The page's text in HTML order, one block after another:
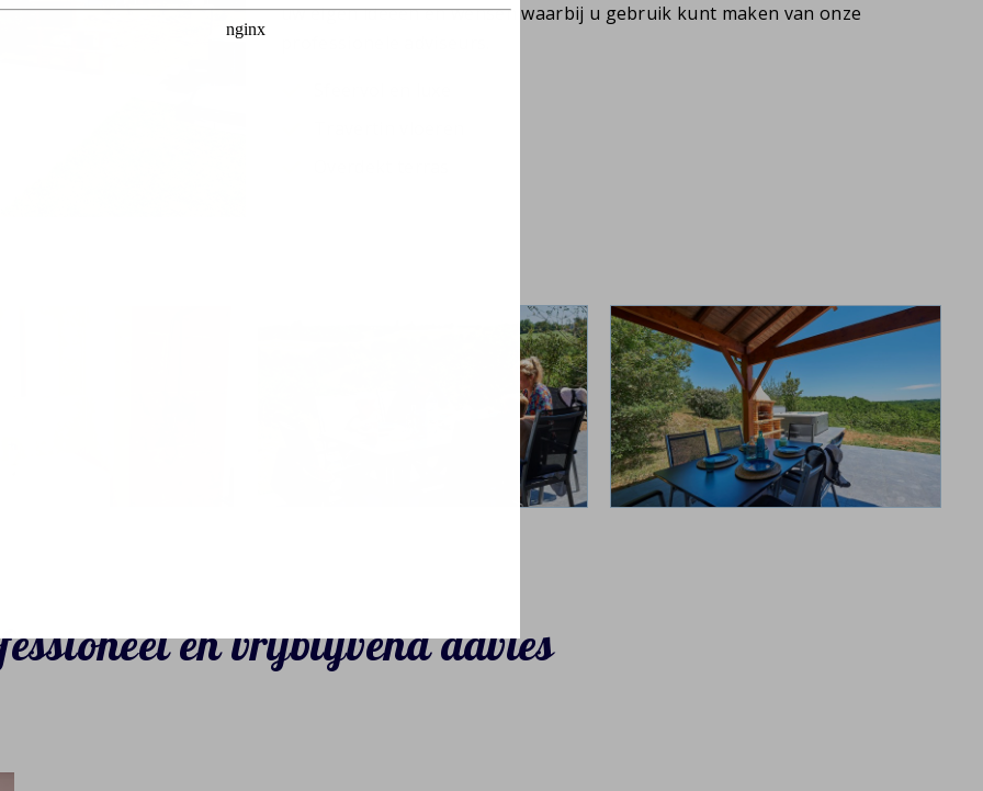
uw eigen ideëen en wensen waarbij u gebruik kunt maken van onze
en vrijblijvend advies